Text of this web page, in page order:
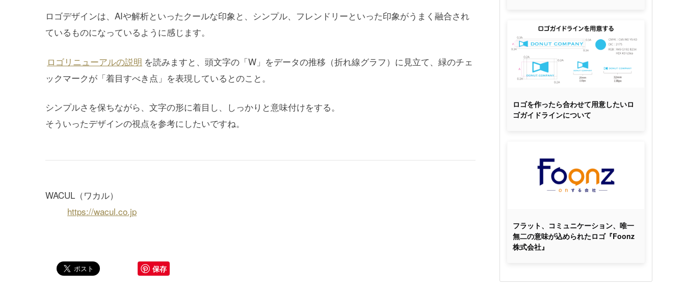
ロゴデザインは、AIや解析といったクールな印象と、シンプル、フレンドリーといった印象がうまく融合され
ているものになっているように感じます。
ロゴリニューアルの説明 を読みますと、頭文字の「W」をデータの推移（折れ線グラフ）に見立て、緑のチェ
ックマークが「着目すべき点」を表現しているとのこと。
シンプルさを保ちながら、文字の形に着目し、しっかりと意味付けをする。
そういったデザインの視点を参考にしたいですね。
WACUL（ワカル）
https://wacul.co.jp
保存
ロゴを作ったら合わせて用意したいロ
ゴガイドラインについて
フラット、コミュニケーション、唯一
無二の意味が込められたロゴ『Foonz
株式会社』